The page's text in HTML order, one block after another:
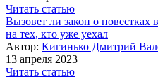
Читать статью
Вызовет ли закон о
на тех, кто уже уехал
Автор: Кигинько Дмитрий
13 апреля 2023
Читать статью